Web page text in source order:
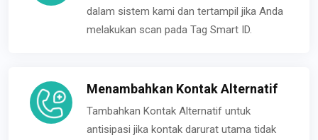
dalam sistem kami dan tertampil jika Anda
melakukan scan pada Tag Smart ID.
Menambahkan Kontak Alternatif
Tambahkan Kontak Alternatif untuk
antisipasi jika kontak darurat utama tidak